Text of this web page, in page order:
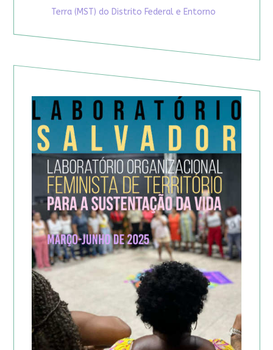
Terra (MST) do Distrito Federal e Entorno